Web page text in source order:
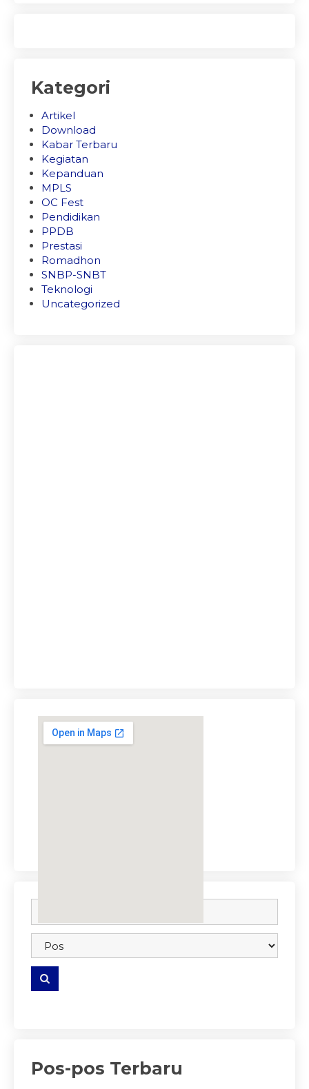
Kategori
Artikel
Download
Kabar Terbaru
Kegiatan
Kepanduan
MPLS
OC Fest
Pendidikan
PPDB
Prestasi
Romadhon
SNBP-SNBT
Teknologi
Uncategorized
embedgooglemap.net
Pos-pos Terbaru